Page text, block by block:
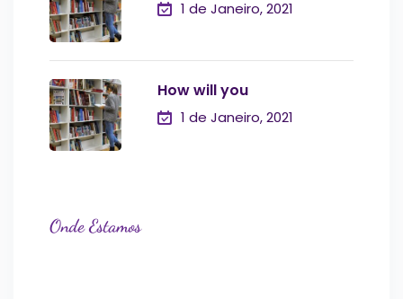
1 de Janeiro, 2021
How will you
1 de Janeiro, 2021
Onde Estamos